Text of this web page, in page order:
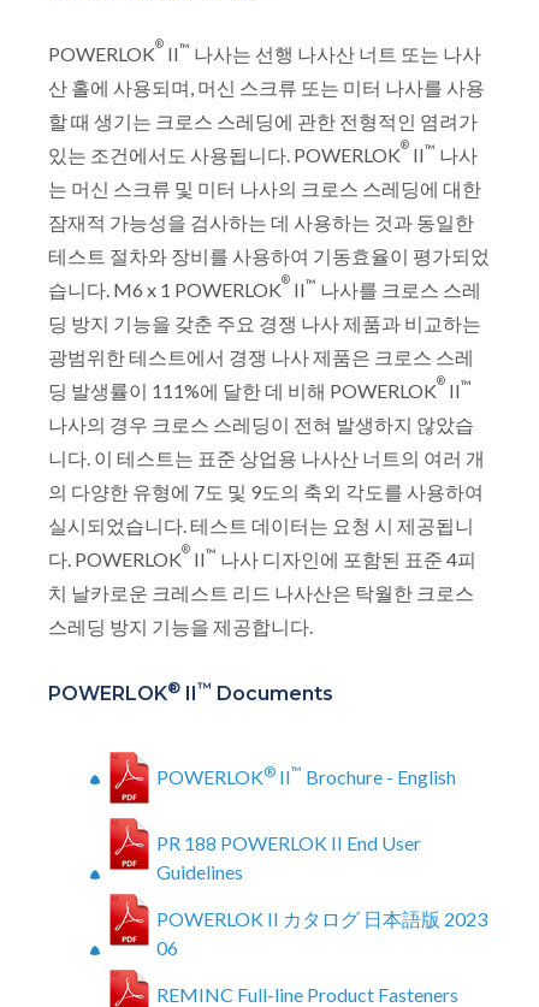
POWERLOK® II™ 나사는 선행 나사산 너트 또는 나사
산 홀에 사용되며, 머신 스크류 또는 미터 나사를 사용
할 때 생기는 크로스 스레딩에 관한 전형적인 염려가
있는 조건에서도 사용됩니다. POWERLOK® II™ 나사
는 머신 스크류 및 미터 나사의 크로스 스레딩에 대한
잠재적 가능성을 검사하는 데 사용하는 것과 동일한
테스트 절차와 장비를 사용하여 기동효율이 평가되었
습니다. M6 x 1 POWERLOK® II™ 나사를 크로스 스레
딩 방지 기능을 갖춘 주요 경쟁 나사 제품과 비교하는
광범위한 테스트에서 경쟁 나사 제품은 크로스 스레
딩 발생률이 111%에 달한 데 비해 POWERLOK® II™
나사의 경우 크로스 스레딩이 전혀 발생하지 않았습
니다. 이 테스트는 표준 상업용 나사산 너트의 여러 개
의 다양한 유형에 7도 및 9도의 축외 각도를 사용하여
실시되었습니다. 테스트 데이터는 요청 시 제공됩니
다. POWERLOK® II™ 나사 디자인에 포함된 표준 4피
치 날카로운 크레스트 리드 나사산은 탁월한 크로스
스레딩 방지 기능을 제공합니다.
POWERLOK® II™ Documents
POWERLOK® II™ Brochure - English
PR 188 POWERLOK II End User
Guidelines
POWERLOK II カタログ 日本語版 2023
06
REMINC Full-line Product Fasteners